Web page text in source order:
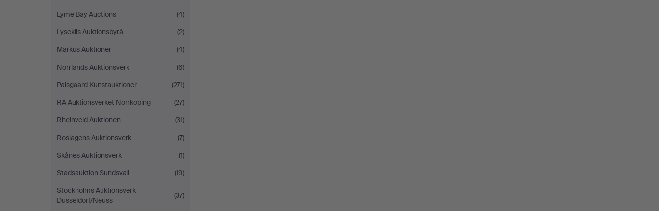
Lyme Bay Auctions
(4)
Lysekils Auktionsbyrå
(2)
Markus Auktioner
(4)
Norrlands Auktionsverk
(6)
Palsgaard Kunstauktioner
(271)
RA Auktionsverket Norrköping
(27)
Rheinveld Auktionen
(31)
Roslagens Auktionsverk
(7)
Skånes Auktionsverk
(1)
Stadsauktion Sundsvall
(19)
Stockholms Auktionsverk
Düsseldorf/Neuss
(37)